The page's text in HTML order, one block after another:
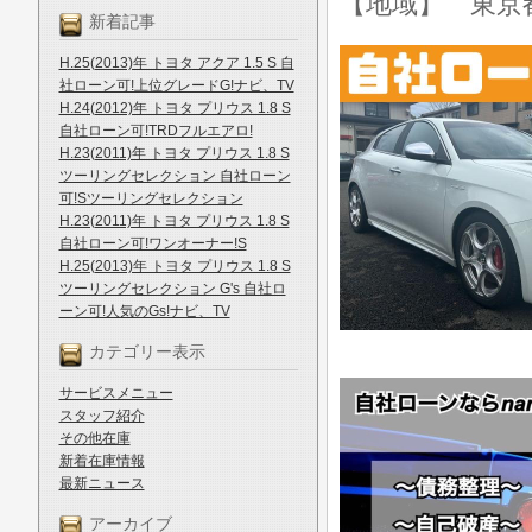
新着記事
H.25(2013)年 トヨタ アクア 1.5 S 自
社ローン可!上位グレードG!ナビ、TV
H.24(2012)年 トヨタ プリウス 1.8 S
自社ローン可!TRDフルエアロ!
H.23(2011)年 トヨタ プリウス 1.8 S
ツーリングセレクション 自社ローン
可!Sツーリングセレクション
H.23(2011)年 トヨタ プリウス 1.8 S
自社ローン可!ワンオーナー!S
H.25(2013)年 トヨタ プリウス 1.8 S
ツーリングセレクション G's 自社ロ
ーン可!人気のGs!ナビ、TV
カテゴリー表示
サービスメニュー
スタッフ紹介
その他在庫
新着在庫情報
最新ニュース
アーカイブ